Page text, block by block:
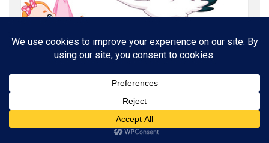
NAŠE ZDRAVLJE